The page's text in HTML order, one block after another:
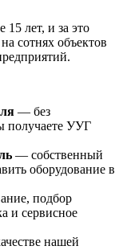
лет, и за это
сотнях объектов
— без
получаете УУГ
— собственный
оборудование в
подбор
и сервисное
нашей